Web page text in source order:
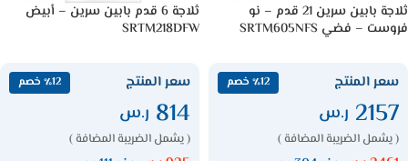
ثلاجة بابين سرين 21 قدم – نو
فروست – فضي SRTM605NFS
سعر المنتج ٪12 خصم
2157 ر.س
( يشمل الضريبة المضافة )
ثلاجة 6 قدم بابين سرين – أبيض
SRTM218DFW
سعر المنتج ٪12 خصم
814 ر.س
( يشمل الضريبة المضافة )